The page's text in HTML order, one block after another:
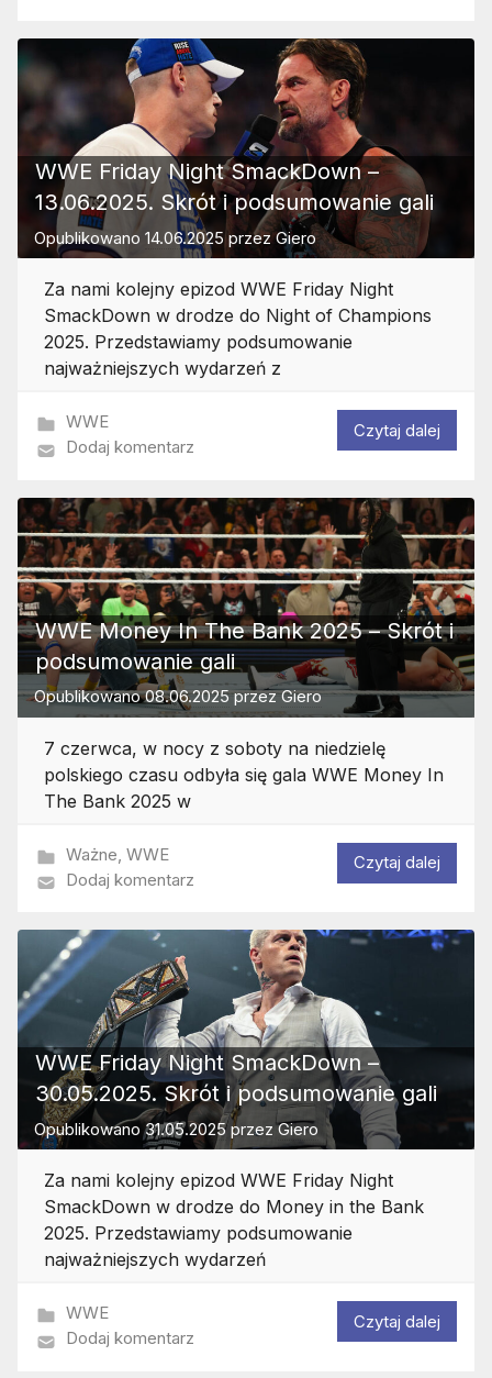
WWE Friday Night SmackDown –
13.06.2025. Skrót i podsumowanie gali
Opublikowano 14.06.2025przezGiero
Za nami kolejny epizod WWE Friday Night
SmackDown w drodze do Night of Champions
2025. Przedstawiamy podsumowanie
najważniejszych wydarzeń z
WWE
Dodaj komentarz
Czytaj dalej
WWE Money In The Bank 2025 – Skrót i
podsumowanie gali
Opublikowano08.06.2025przezGiero
7 czerwca, w nocy z soboty na niedzielę
polskiego czasu odbyła się gala WWE Money In
The Bank 2025 w
Ważne WWE
Dodaj komentarz
Czytaj dalej
WWE Friday Night SmackDown –
30.05.2025. Skrót i podsumowanie gali
Opublikowano31.05.2025przezGiero
Za nami kolejny epizod WWE Friday Night
SmackDown w drodze do Money in the Bank
2025. Przedstawiamy podsumowanie
najważniejszych wydarzeń
WWE
Dodaj komentarz
Czytaj dalej